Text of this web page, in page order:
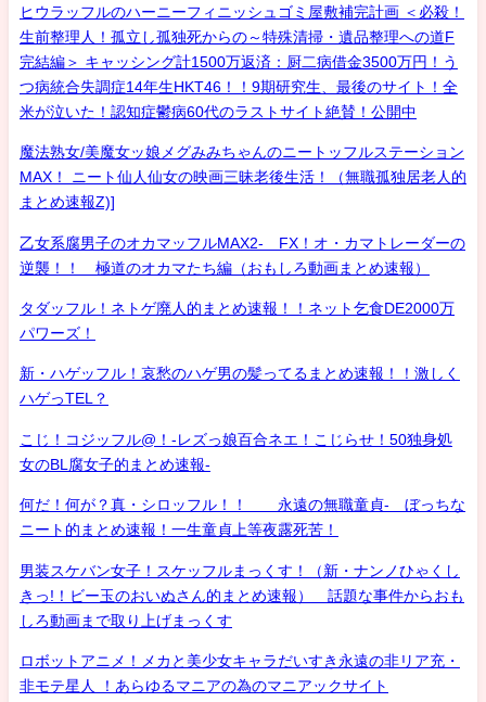
ヒウラッフルのハーニーフィニッシュゴミ屋敷補完計画 ＜必殺！
生前整理人！孤立し孤独死からの～特殊清掃・遺品整理への道F
完結編＞ キャッシング計1500万返済：厨二病借金3500万円！う
つ病統合失調症14年生HKT46！！9期研究生、最後のサイト！全
米が泣いた！認知症鬱病60代のラストサイト絶賛！公開中
魔法熟女/美魔女ッ娘メグみみちゃんのニートッフルステーション
MAX！ ニート仙人仙女の映画三昧老後生活！（無職孤独居老人的
まとめ速報Z)]
乙女系腐男子のオカマッフルMAX2- FX！オ・カマトレーダーの
逆襲！！ 極道のオカマたち編（おもしろ動画まとめ速報）
タダッフル！ネトゲ廃人的まとめ速報！！ネット乞食DE2000万
パワーズ！
新・ハゲッフル！哀愁のハゲ男の髪ってるまとめ速報！！激しく
ハゲっTEL？
こじ！コジッフル@！-レズっ娘百合ネエ！こじらせ！50独身処
女のBL腐女子的まとめ速報-
何だ！何が？真・シロッフル！！ 永遠の無職童貞- ぼっちな
ニート的まとめ速報！一生童貞上等夜露死苦！
男装スケバン女子！スケッフルまっくす！（新・ナンノひゃくし
きっ!！ビー玉のおいぬさん的まとめ速報） 話題な事件からおも
しろ動画まで取り上げまっくす
ロボットアニメ！メカと美少女キャラだいすき永遠の非リア充・
非モテ星人 ！あらゆるマニアの為のマニアックサイト